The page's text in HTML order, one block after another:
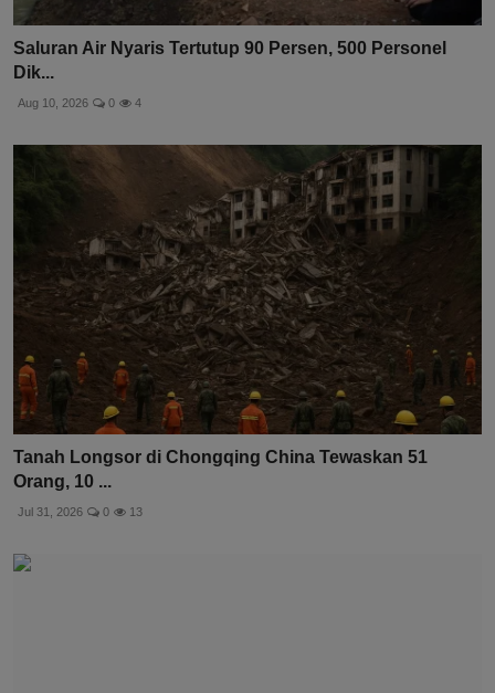
Saluran Air Nyaris Tertutup 90 Persen, 500 Personel
Dik...
Aug 10, 2026 0 4
Tanah Longsor di Chongqing China Tewaskan 51
Orang, 10 ...
Jul 31, 2026 0 13